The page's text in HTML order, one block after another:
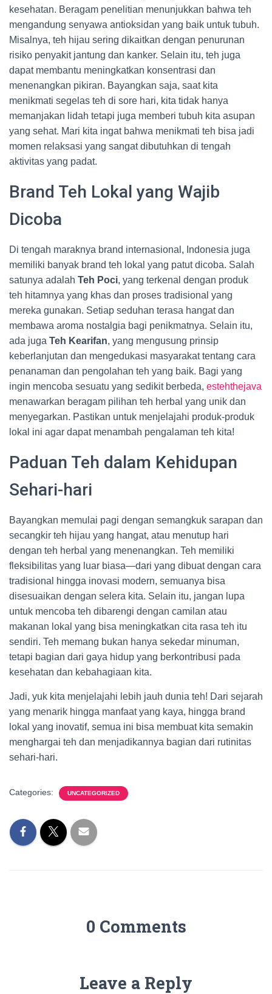
kesehatan. Beragam penelitian menunjukkan bahwa teh
mengandung senyawa antioksidan yang baik untuk tubuh.
Misalnya, teh hijau sering dikaitkan dengan penurunan
risiko penyakit jantung dan kanker. Selain itu, teh juga
dapat membantu meningkatkan konsentrasi dan
menenangkan pikiran. Bayangkan saja, saat kita
menikmati segelas teh di sore hari, kita tidak hanya
memanjakan lidah tetapi juga memberi tubuh kita asupan
yang sehat. Mari kita ingat bahwa menikmati teh bisa jadi
momen relaksasi yang sangat dibutuhkan di tengah
aktivitas yang padat.
Brand Teh Lokal yang Wajib
Dicoba
Di tengah maraknya brand internasional, Indonesia juga
memiliki banyak brand teh lokal yang patut dicoba. Salah
satunya adalah Teh Poci, yang terkenal dengan produk
teh hitamnya yang khas dan proses tradisional yang
mereka gunakan. Setiap seduhan terasa hangat dan
membawa aroma nostalgia bagi penikmatnya. Selain itu,
ada juga Teh Kearifan, yang mengusung prinsip
keberlanjutan dan mengedukasi masyarakat tentang cara
penanaman dan pengolahan teh yang baik. Bagi yang
ingin mencoba sesuatu yang sedikit berbeda, estehthejava
menawarkan beragam pilihan teh herbal yang unik dan
menyegarkan. Pastikan untuk menjelajahi produk-produk
lokal ini agar dapat menambah pengalaman teh kita!
Paduan Teh dalam Kehidupan
Sehari-hari
Bayangkan memulai pagi dengan semangkuk sarapan dan
secangkir teh hijau yang hangat, atau menutup hari
dengan teh herbal yang menenangkan. Teh memiliki
fleksibilitas yang luar biasa—dari yang dibuat dengan cara
tradisional hingga inovasi modern, semuanya bisa
disesuaikan dengan selera kita. Selain itu, jangan lupa
untuk mencoba teh dibarengi dengan camilan atau
makanan lokal yang bisa meningkatkan cita rasa teh itu
sendiri. Teh memang bukan hanya sekedar minuman,
tetapi bagian dari gaya hidup yang berkontribusi pada
kesehatan dan kebahagiaan kita.
Jadi, yuk kita menjelajahi lebih jauh dunia teh! Dari sejarah
yang menarik hingga manfaat yang kaya, hingga brand
lokal yang inovatif, semua ini bisa membuat kita semakin
menghargai teh dan menjadikannya bagian dari rutinitas
sehari-hari.
Categories: UNCATEGORIZED
0 Comments
Leave a Reply